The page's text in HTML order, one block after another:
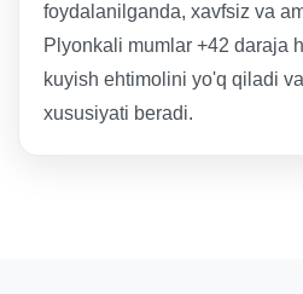
foydalanilganda, xavfsiz va
Plyonkali mumlar +42 daraja
kuyish ehtimolini yo'q qiladi
xususiyati beradi.